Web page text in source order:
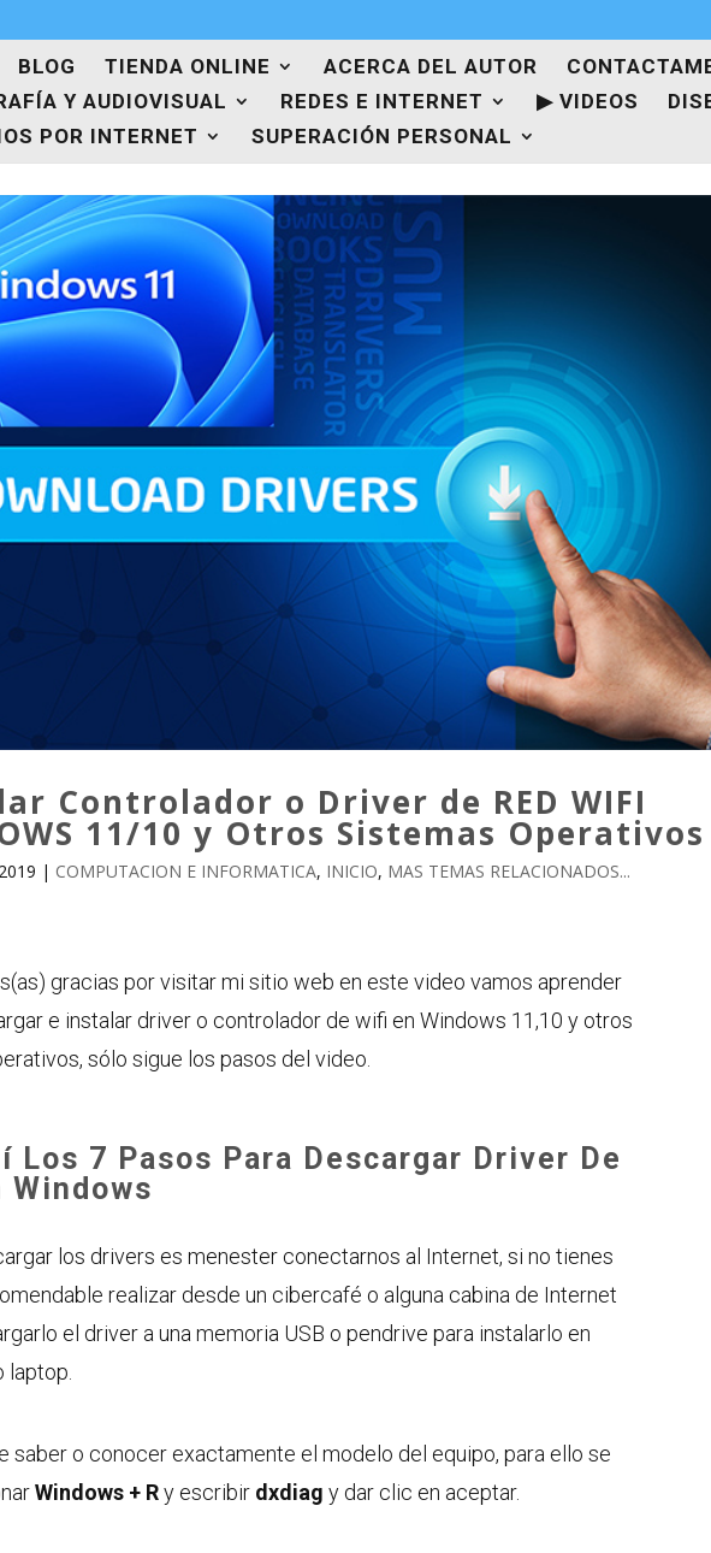
BLOG TIENDA ONLINE ACERCA DEL AUTOR
Y AUDIOVISUAL
REDES E INTERNET ▶ VIDEOS
POR INTERNET
SUPERACIÓN PERSONAL
Controlador o Driver de RED WIFI
11/10 y Otros Sistemas Operativos
| COMPUTACION E INFORMATICA, INICIO, MAS TEMAS RELACIONADOS...
gracias por visitar mi sitio web en este video vamos aprender
e instalar driver o controlador de wifi en Windows 11,10 y otros
sólo sigue los pasos del video.
Los 7 Pasos Para Descargar Driver De
Windows
los drivers es menester conectarnos al Internet, si no tienes
realizar desde un cibercafé o alguna cabina de Internet
el driver a una memoria USB o pendrive para instalarlo en
laptop.
saber o conocer exactamente el modelo del equipo, para ello se
Windows + Ry escribir dxdiag y dar clic en aceptar.